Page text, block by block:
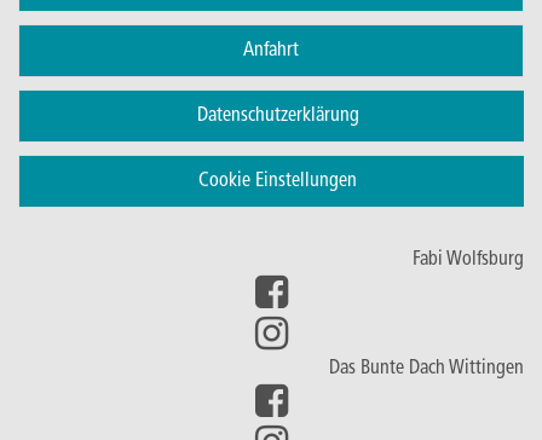
Anfahrt
Datenschutzerklärung
Cookie Einstellungen
Fabi Wolfsburg
Das Bunte Dach Wittingen